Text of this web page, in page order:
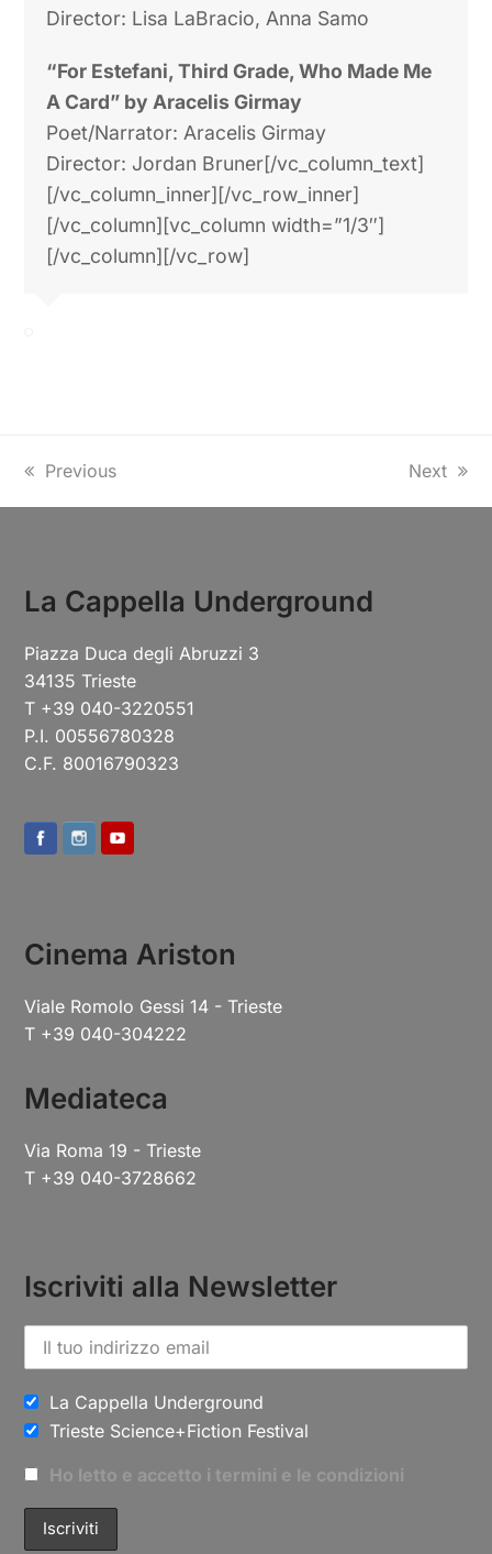
Director: Lisa LaBracio, Anna Samo
“For Estefani, Third Grade, Who Made Me
A Card” by Aracelis Girmay
Poet/Narrator: Aracelis Girmay
Director: Jordan Bruner[/vc_column_text]
[/vc_column_inner][/vc_row_inner]
[/vc_column][vc_column width=”1/3″]
[/vc_column][/vc_row]
Previous Next
La Cappella Underground
Piazza Duca degli Abruzzi 3
34135 Trieste
T +39 040-3220551
P.I. 00556780328
C.F. 80016790323
Cinema Ariston
Viale Romolo Gessi 14 - Trieste
T +39 040-304222
Mediateca
Via Roma 19 - Trieste
T +39 040-3728662
Iscriviti alla Newsletter
La Cappella Underground
Trieste Science+Fiction Festival
Ho letto e accetto i termini e le condizioni